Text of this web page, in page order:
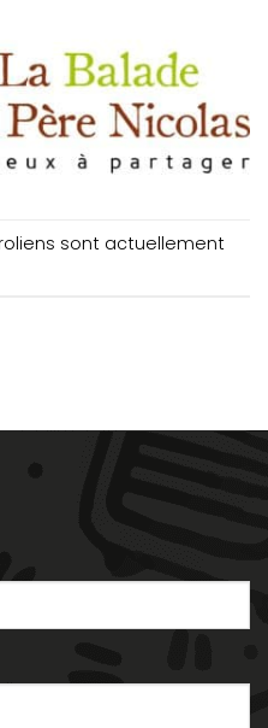
sont actuellement